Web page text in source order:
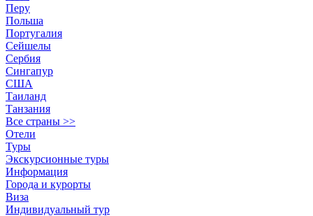
Перу
Польша
Португалия
Сейшелы
Сербия
Сингапур
США
Таиланд
Танзания
Все страны >>
Отели
Туры
Экскурсионные туры
Информация
Города и курорты
Виза
Индивидуальный тур